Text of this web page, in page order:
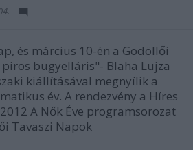
és március 10-én a Gödöllői
bugyelláris"- Blaha Lujza
kiállításával megnyílik a
év. A rendezvény a Híres
A Nők Éve programsorozat
Tavaszi Napok